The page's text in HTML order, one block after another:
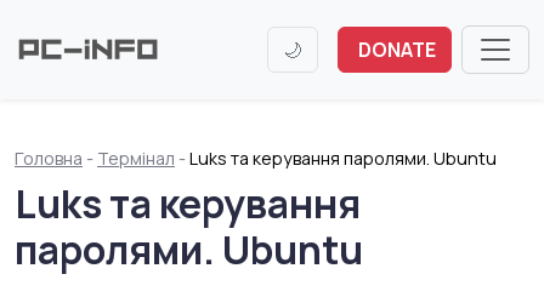
🌙 DONATE
Головна - Термінал -Luks та керування паролями. Ubuntu
Luks та керування
паролями. Ubuntu